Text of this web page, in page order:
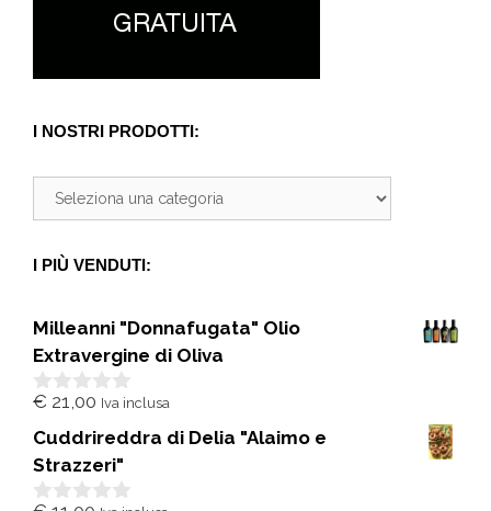
I NOSTRI PRODOTTI:
I PIÙ VENDUTI:
Milleanni "Donnafugata" Olio
Extravergine di Oliva
0
u
5
€ 21,00 Iva inclusa
Cuddrireddra di Delia "Alaimo e
Strazzeri"